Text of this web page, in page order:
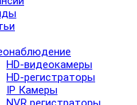
HD-видеокамеры
HD-регистраторы
IP Камеры